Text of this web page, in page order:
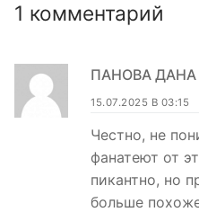
1 комментарий
ПАНОВА ДАНА
15.07.2025 В 03:15
Честно, не
фанатеют от
пикантно, но
больше